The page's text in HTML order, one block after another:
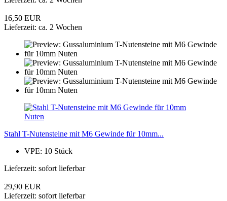
16,50 EUR
Lieferzeit: ca. 2 Wochen
Stahl T-Nutensteine mit M6 Gewinde für 10mm...
VPE: 10 Stück
Lieferzeit: sofort lieferbar
29,90 EUR
Lieferzeit: sofort lieferbar